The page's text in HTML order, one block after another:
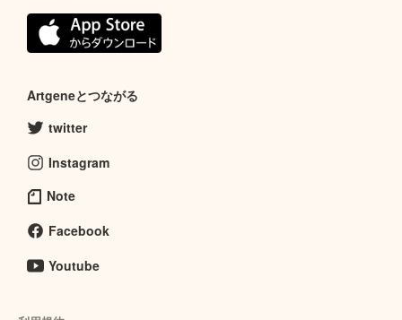
Artgeneとつながる
twitter
Instagram
Note
Facebook
Youtube